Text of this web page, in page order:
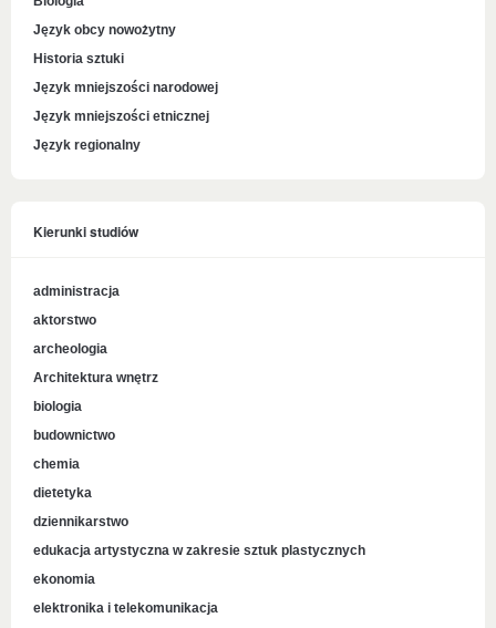
Język obcy nowożytny
Historia sztuki
Język mniejszości narodowej
Język mniejszości etnicznej
Język regionalny
Kierunki studiów
administracja
aktorstwo
archeologia
Architektura wnętrz
biologia
budownictwo
chemia
dietetyka
dziennikarstwo
edukacja artystyczna w zakresie sztuk plastycznych
ekonomia
elektronika i telekomunikacja